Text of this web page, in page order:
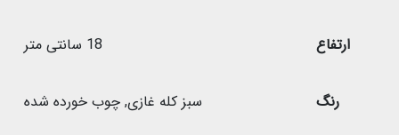
ارتفاع 18 سانتی متر
رنگ سبز کله غازی, چوب خورده شده